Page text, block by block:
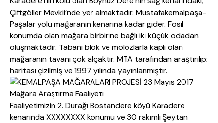
Çiftgöller Mevkii’nde yer almaktadır. Mustafakemalpaşa-
Paşalar yolu mağaranın kenarına kadar gider. Fosil
konumda olan mağara birbirine bağlı iki küçük odadan
oluşmaktadır. Tabanı blok ve molozlarla kaplı olan
mağaranın tavanı çok alçaktır. MTA tarafından araştırılıp;
haritası çizilmiş ve 1997 yılında yayınlanmıştır.
Faaliyetimizin 2. Durağı Bostandere köyü Karadere
kenarında XXXXXXXX konumu ve 30 rakımlı Şeytan